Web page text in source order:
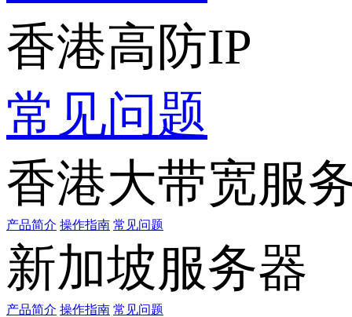
香港高防IP
常见问题
香港大带宽服
产品简介 操作指南 常见问题
新加坡服务器
产品简介 操作指南 常见问题